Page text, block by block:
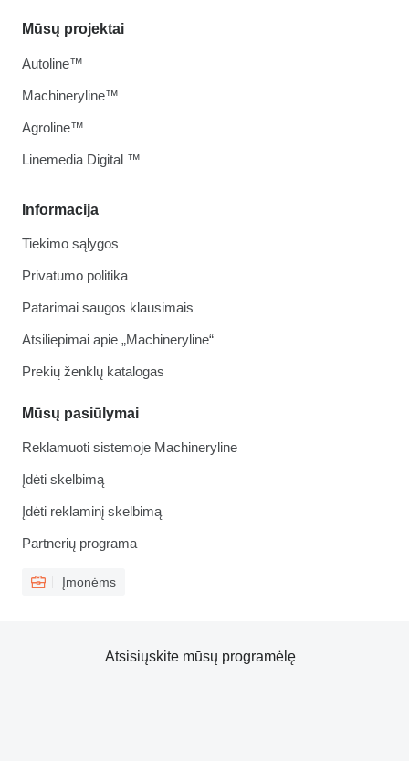
Informacija
Tiekimo sąlygos
Privatumo politika
Patarimai saugos klausimais
Atsiliepimai apie „Machineryline“
Prekių ženklų katalogas
Mūsų pasiūlymai
Reklamuoti sistemoje Machineryline
Įdėti skelbimą
Įdėti reklaminį skelbimą
Partnerių programa
Įmonėms
Mūsų projektai
Autoline™
Machineryline™
Agroline™
Linemedia Digital ™
Atsisiųskite mūsų programėlę